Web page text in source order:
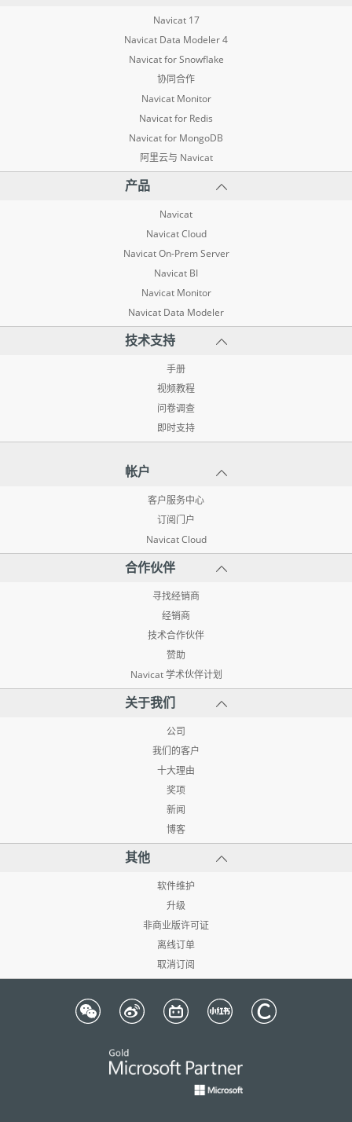
Navicat 17
Navicat Data Modeler 4
Navicat for Snowflake
协同合作
Navicat Monitor
Navicat for Redis
Navicat for MongoDB
阿里云与 Navicat
产品
Navicat
Navicat Cloud
Navicat On-Prem Server
Navicat BI
Navicat Monitor
Navicat Data Modeler
技术支持
手册
视频教程
问卷调查
即时支持
帐户
客户服务中心
订阅门户
Navicat Cloud
合作伙伴
寻找经销商
经销商
技术合作伙伴
赞助
Navicat 学术伙伴计划
关于我们
公司
我们的客户
十大理由
奖项
新闻
博客
其他
软件维护
升级
非商业版许可证
离线订单
取消订阅